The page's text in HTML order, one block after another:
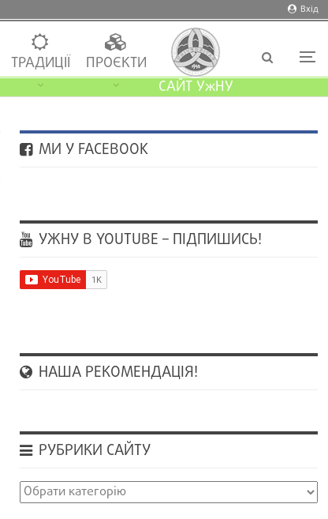
Вхід
ТРАДИЦІЇ
ПРОЄКТИ
САЙТ УжНУ
МИ У FACEBOOK
УЖНУ В YOUTUBE – ПІДПИШИСЬ!
НАША РЕКОМЕНДАЦІЯ!
РУБРИКИ САЙТУ
Рубрики